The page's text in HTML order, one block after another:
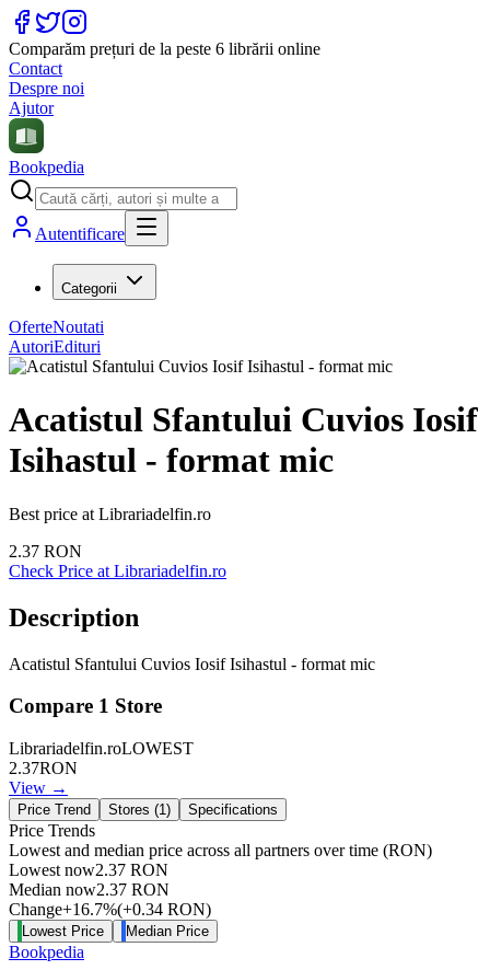
Comparăm prețuri de la peste 6 librării online
Contact
Despre noi
Ajutor
Bookpedia
Autentificare
Categorii
OferteNoutati
AutoriEdituri
Acatistul Sfantului Cuvios Iosif
Isihastul - format mic
Best price at Librariadelfin.ro
2.37 RON
Check Price at Librariadelfin.ro
Description
Acatistul Sfantului Cuvios Iosif Isihastul - format mic
Compare 1 Store
Librariadelfin.roLOWEST
2.37RON
View →
Price Trend Stores (1) Specifications
Price Trends
Lowest and median price across all partners over time (RON)
Lowest now2.37 RON
Median now2.37 RON
Change+16.7%(+0.34 RON)
Lowest Price Median Price
Bookpedia